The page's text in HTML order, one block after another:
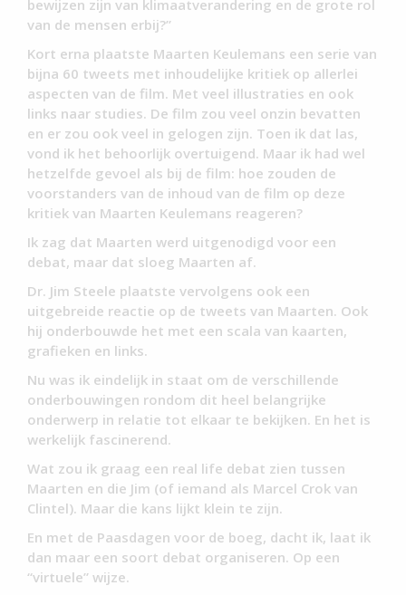
bewijzen zijn van klimaatverandering en de grote rol
van de mensen erbij?”
Kort erna plaatste Maarten Keulemans een serie van
bijna 60 tweets met inhoudelijke kritiek op allerlei
aspecten van de film. Met veel illustraties en ook
links naar studies. De film zou veel onzin bevatten
en er zou ook veel in gelogen zijn. Toen ik dat las,
vond ik het behoorlijk overtuigend. Maar ik had wel
hetzelfde gevoel als bij de film: hoe zouden de
voorstanders van de inhoud van de film op deze
kritiek van Maarten Keulemans reageren?
Ik zag dat Maarten werd uitgenodigd voor een
debat, maar dat sloeg Maarten af.
Dr. Jim Steele plaatste vervolgens ook een
uitgebreide reactie op de tweets van Maarten. Ook
hij onderbouwde het met een scala van kaarten,
grafieken en links.
Nu was ik eindelijk in staat om de verschillende
onderbouwingen rondom dit heel belangrijke
onderwerp in relatie tot elkaar te bekijken. En het is
werkelijk fascinerend.
Wat zou ik graag een real life debat zien tussen
Maarten en die Jim (of iemand als Marcel Crok van
Clintel). Maar die kans lijkt klein te zijn.
En met de Paasdagen voor de boeg, dacht ik, laat ik
dan maar een soort debat organiseren. Op een
“virtuele” wijze.